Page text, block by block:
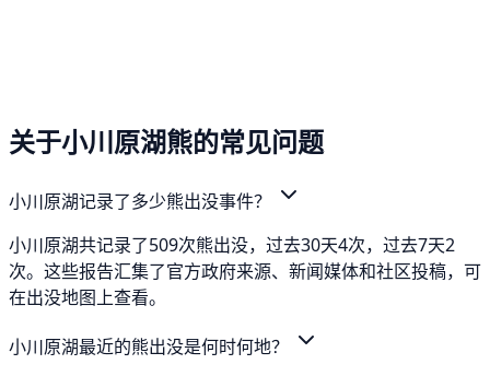
关于小川原湖熊的常见问题
小川原湖记录了多少熊出没事件？
小川原湖共记录了509次熊出没，过去30天4次，过去7天2
次。这些报告汇集了官方政府来源、新闻媒体和社区投稿，可
在出没地图上查看。
小川原湖最近的熊出没是何时何地？